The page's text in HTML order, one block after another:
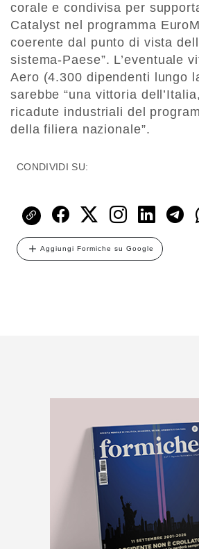
corale e condivisa per
Catalyst nel programma
coerente dal punto di vista
sistema-Paese”. L’eventuale
Aero (4.300 dipendenti lungo
sarebbe “una vittoria
ricadute industriali del
della filiera nazionale”.
CONDIVIDI SU:
Aggiungi Formiche su Google